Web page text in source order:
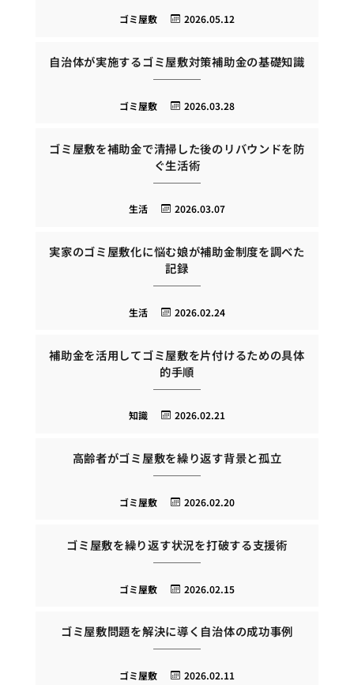
2026.05.12
ゴミ屋敷
自治体が実施するゴミ屋敷対策補助金の基礎知識
2026.03.28
ゴミ屋敷
ゴミ屋敷を補助金で清掃した後のリバウンドを防
ぐ生活術
2026.03.07
生活
実家のゴミ屋敷化に悩む娘が補助金制度を調べた
記録
2026.02.24
生活
補助金を活用してゴミ屋敷を片付けるための具体
的手順
2026.02.21
知識
高齢者がゴミ屋敷を繰り返す背景と孤立
2026.02.20
ゴミ屋敷
ゴミ屋敷を繰り返す状況を打破する支援術
2026.02.15
ゴミ屋敷
ゴミ屋敷問題を解決に導く自治体の成功事例
2026.02.11
ゴミ屋敷